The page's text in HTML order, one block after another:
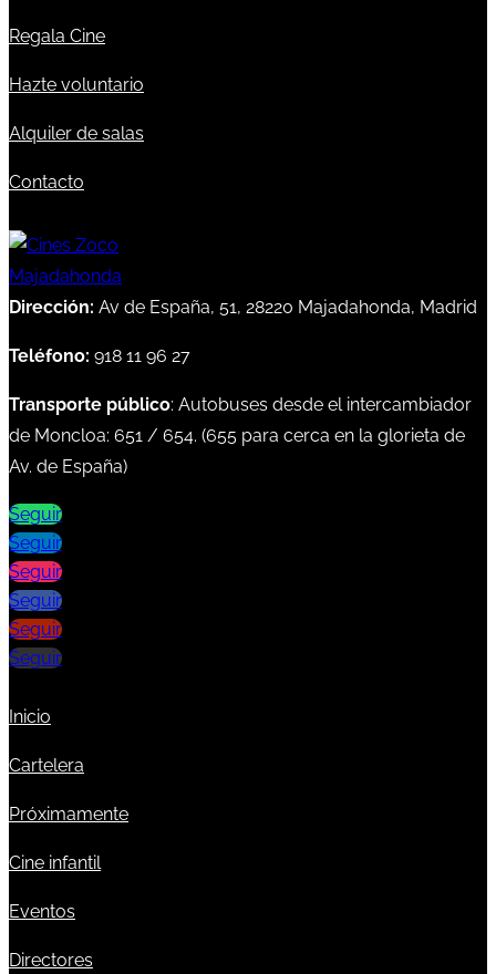
Regala Cine
Hazte voluntario
Alquiler de salas
Contacto
Dirección: Av de España, 51, 28220 Majadahonda, Madrid
Teléfono: 918 11 96 27
Transporte público: Autobuses desde el intercambiador
de Moncloa: 651 / 654. (655 para cerca en la glorieta de
Av. de España)
Seguir
Seguir
Seguir
Seguir
Seguir
Seguir
Inicio
Cartelera
Próximamente
Cine infantil
Eventos
Directores